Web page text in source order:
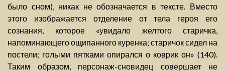
было сном), никак не обозначается в тексте. Вместо
этого изображается отделение от тела героя его
сознания, которое «увидало желтого старичка,
напоминающего ощипанного куренка; старичок сидел на
постели; голыми пятками опирался о коврик он» (140).
Таким образом, персонаж-сновидец совершает не